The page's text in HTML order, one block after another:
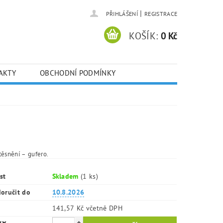
PŘIHLÁŠENÍ | REGISTRACE
KOŠÍK: 0 Kč
OBCHODNÍ PODMÍNKY
– gufero.
Skladem(1 ks)
do
10.8.2026
141,57 Kč včetně DPH